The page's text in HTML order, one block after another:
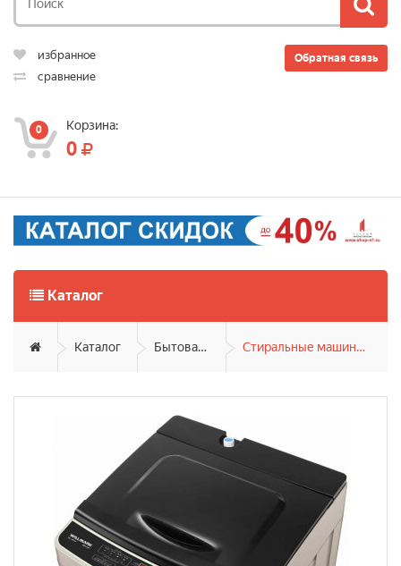
Обратная связь
избранное
сравнение
0 Корзина:
0
Каталог
Каталог Бытовая техника Стиральные машины вертикальные